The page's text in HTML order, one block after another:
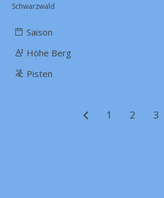
Schwarzwald
Saison
Höhe Berg
Pisten
1 2 3